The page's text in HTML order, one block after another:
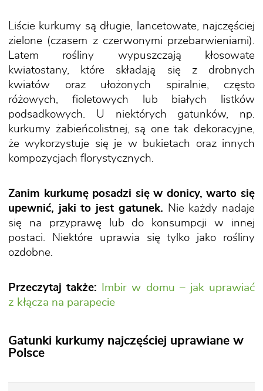
Liście kurkumy są długie, lancetowate, najczęściej
zielone (czasem z czerwonymi przebarwieniami).
Latem rośliny wypuszczają kłosowate
kwiatostany, które składają się z drobnych
kwiatów oraz ułożonych spiralnie, często
różowych, fioletowych lub białych listków
podsadkowych. U niektórych gatunków, np.
kurkumy żabieńcolistnej, są one tak dekoracyjne,
że wykorzystuje się je w bukietach oraz innych
kompozycjach florystycznych.
Zanim kurkumę posadzi się w donicy, warto się
upewnić, jaki to jest gatunek. Nie każdy nadaje
się na przyprawę lub do konsumpcji w innej
postaci. Niektóre uprawia się tylko jako rośliny
ozdobne.
Przeczytaj także:
Imbir w domu – jak uprawiać
z kłącza na parapecie
Gatunki kurkumy najczęściej uprawiane w
Polsce